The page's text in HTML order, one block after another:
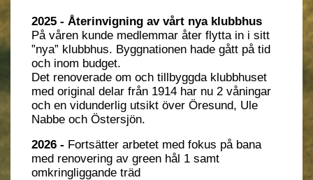
2025 - Återinvigning av vårt nya klubbhus
På våren kunde medlemmar åter flytta in i sitt
”nya” klubbhus. Byggnationen hade gått på tid
och inom budget.
Det renoverade om och tillbyggda klubbhuset
med original delar från 1914 har nu 2 våningar
och en vidunderlig utsikt över Öresund, Ule
Nabbe och Östersjön.
2026 - Fortsätter arbetet med fokus på bana
med renovering av green hål 1 samt
omkringliggande träd